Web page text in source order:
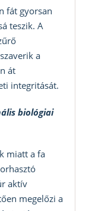
fát gyorsan
teszik. A
a
át
integritását.
biológiai
miatt a fa
aktív
megelőzi a